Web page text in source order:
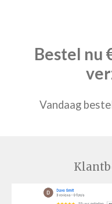
Bestel nu
Vandaag